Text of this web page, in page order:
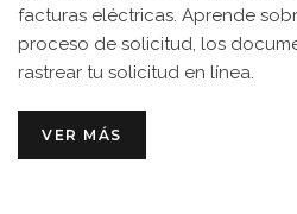
facturas eléctricas. Aprende
proceso de solicitud, los
rastrear tu solicitud en línea.
VER MÁS